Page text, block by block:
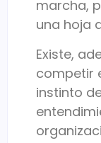
marcha,
una hoja
Existe,
competir
instinto